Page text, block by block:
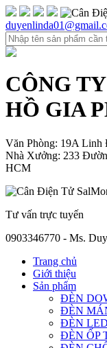
CÔNG
HỒ GIA
Văn Phòng: 19A Linh
Nhà Xưởng: 233
HCM
Tư vấn trực tuyến
0903346770 - Ms.
Trang chủ
Giới thiệu
Sản phẩm
ĐÈN
ĐÈN
ĐÈN
ĐÈN ỐP